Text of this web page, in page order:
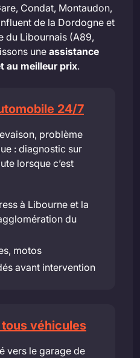
Condat, Montaudon,
de la Dordogne et
du Libournais (A89,
une assistance
au meilleur prix.
24/7
problème
: diagnostic sur
lorsque c’est
à Libourne et la
du
motos
avant intervention
véhicules
vers le garage de